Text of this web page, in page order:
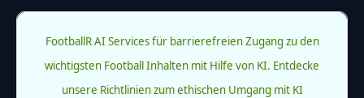
FootballR AI Services für barrierefreien Zugang zu den
wichtigsten Football Inhalten mit Hilfe von KI. Entdecke
unsere Richtlinien zum ethischen Umgang mit KI